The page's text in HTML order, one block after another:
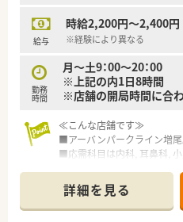
給与
時給2,200円～2,400円
※経験により異なる
勤務
時間
月～土9：00～20：00
※上記の内1日8時間
※店舗の開局時間に合
≪こんな店舗です≫
■アーバンパークライン増尾
■応需科目は内科, 耳鼻科,
≪こんな会社です≫
■千葉県、東京都、埼玉県を
詳細を見る